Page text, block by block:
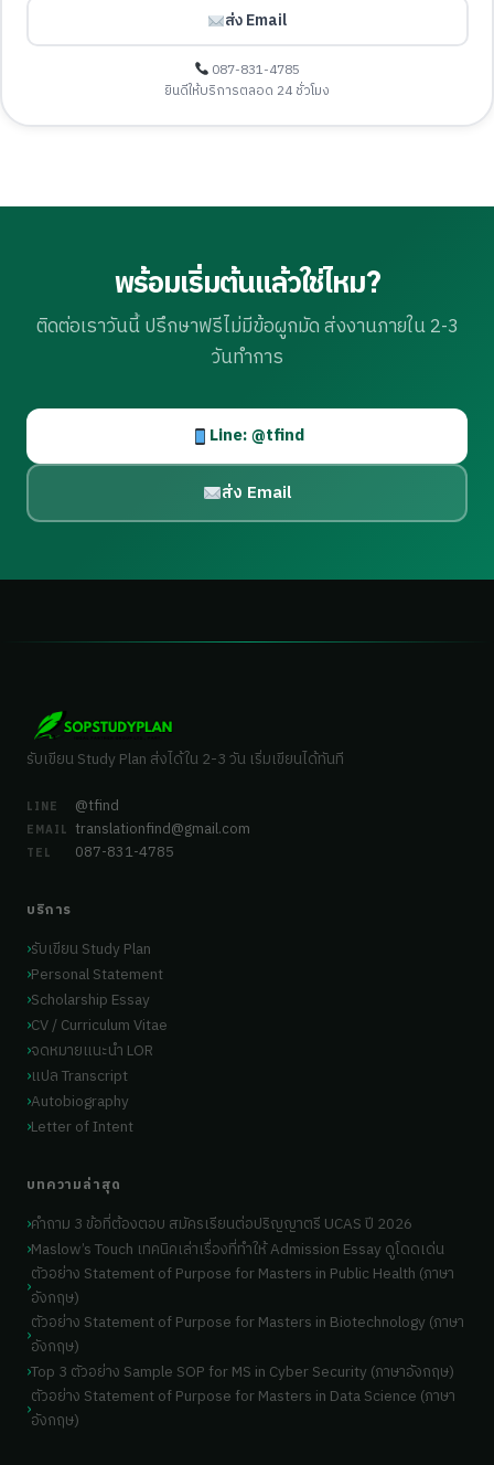
ส่ง Email
087-831-4785
ยินดีให้บริการตลอด 24 ชั่วโมง
พร้อมเริ่มต้นแล้วใช่ไหม?
ติดต่อเราวันนี้ ปรึกษาฟรีไม่มีข้อผูกมัด ส่งงานภายใน 2-3
วันทำการ
Line: @tfind
ส่ง Email
รับเขียน Study Plan ส่งได้ใน 2-3 วัน เริ่มเขียนได้ทันที
LINE @tfind
EMAIL translationfind@gmail.com
TEL 087-831-4785
บริการ
รับเขียน Study Plan
Personal Statement
Scholarship Essay
CV / Curriculum Vitae
จดหมายแนะนำ LOR
แปล Transcript
Autobiography
Letter of Intent
บทความล่าสุด
คำถาม 3 ข้อที่ต้องตอบ สมัครเรียนต่อปริญญาตรี UCAS ปี 2026
Maslow’s Touch เทคนิคเล่าเรื่องที่ทำให้ Admission Essay ดูโดดเด่น
ตัวอย่าง Statement of Purpose for Masters in Public Health (ภาษา
อังกฤษ)
ตัวอย่าง Statement of Purpose for Masters in Biotechnology (ภาษา
อังกฤษ)
Top 3 ตัวอย่าง Sample SOP for MS in Cyber Security (ภาษาอังกฤษ)
ตัวอย่าง Statement of Purpose for Masters in Data Science (ภาษา
อังกฤษ)